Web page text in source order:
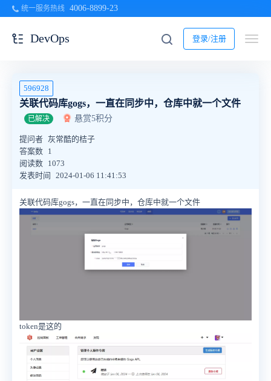
统一服务热线 4006-8899-23
登录/注册
DevOps
596928
关联代码库gogs，一直在同步中，仓库中就一个文件
已解决 悬赏5积分
提问者 灰常酷的桔子
答案数 1
阅读数 1073
发表时间
2024-01-06 11:41:53
关联代码库gogs，一直在同步中，仓库中就一个文件
token是这的